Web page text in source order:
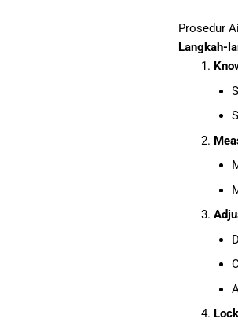
Prosedur
Langkah-